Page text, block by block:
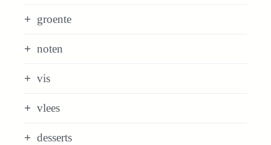
groente
noten
vis
vlees
desserts